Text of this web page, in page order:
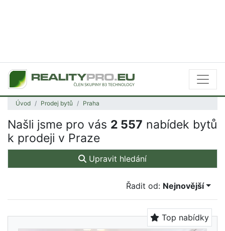
Úvod Prodej bytů Praha
Našli jsme pro vás 2 557 nabídek bytů
k prodeji v Praze
Upravit hledání
Řadit od: Nejnovější
Top nabídky